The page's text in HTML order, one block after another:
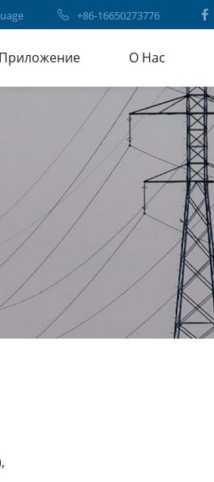
+86-16650273776
Приложение О Нас